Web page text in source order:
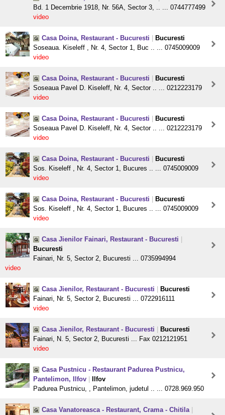
Bd. 1 Decembrie 1918, Nr. 56A, Sector 3, .. ... 0744777499
video
Casa Doina, Restaurant - Bucuresti
Bucuresti
Soseaua. Kiseleff , Nr. 4, Sector 1, Buc .. ... 0745009009
video
Casa Doina, Restaurant - Bucuresti
Bucuresti
Soseaua Pavel D. Kiseleff, Nr. 4, Sector .. ... 0212223179
video
Casa Doina, Restaurant - Bucuresti
Bucuresti
Soseaua Pavel D. Kiseleff, Nr. 4, Sector .. ... 0212223179
video
Casa Doina, Restaurant - Bucuresti
Bucuresti
Sos. Kiseleff , Nr. 4, Sector 1, Bucures .. ... 0745009009
video
Casa Doina, Restaurant - Bucuresti
Bucuresti
Sos. Kiseleff , Nr. 4, Sector 1, Bucures .. ... 0745009009
video
Casa Jienilor Fainari, Restaurant - Bucuresti
Bucuresti
Fainari, Nr. 5, Sector 2, Bucuresti ... 0735994994
video
Casa Jienilor, Restaurant - Bucuresti
Bucuresti
Fainari, Nr. 5, Sector 2, Bucuresti ... 0722916111
video
Casa Jienilor, Restaurant - Bucuresti
Bucuresti
Fainari, N. 5, Sector 2, Bucuresti ... Fax 0212121951
video
Casa Pustnicu - Restaurant Padurea Pustnicu,
Pantelimon, Ilfov
Ilfov
Padurea Pustnicu, , Pantelimon, judetul .. ... 0728.969.950
Casa Vanatoreasca - Restaurant, Crama - Chitila